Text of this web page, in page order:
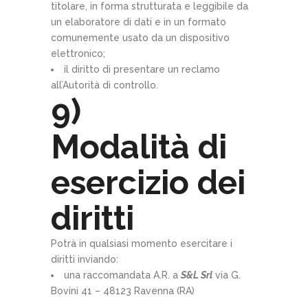
titolare, in forma strutturata e leggibile da
un elaboratore di dati e in un formato
comunemente usato da un dispositivo
elettronico;
il diritto di presentare un reclamo
all’Autorità di controllo.
9)
Modalità di
esercizio dei
diritti
Potrà in qualsiasi momento esercitare i
diritti inviando:
una raccomandata A.R. a S&L Srl via G.
Bovini 41 – 48123 Ravenna (RA)